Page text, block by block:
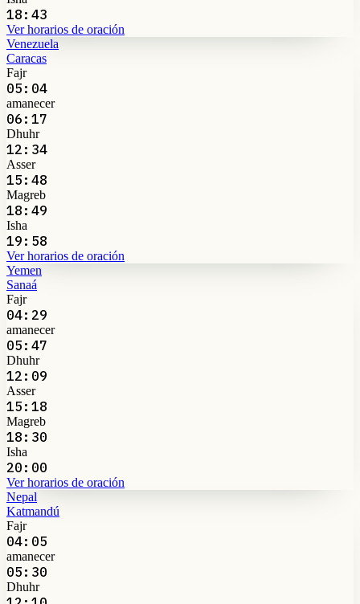
18:43
Ver horarios de oración
Venezuela
Caracas
Fajr
05:04
amanecer
06:17
Dhuhr
12:34
Asser
15:48
Magreb
18:49
Isha
19:58
Ver horarios de oración
Yemen
Sanaá
Fajr
04:29
amanecer
05:47
Dhuhr
12:09
Asser
15:18
Magreb
18:30
Isha
20:00
Ver horarios de oración
Nepal
Katmandú
Fajr
04:05
amanecer
05:30
Dhuhr